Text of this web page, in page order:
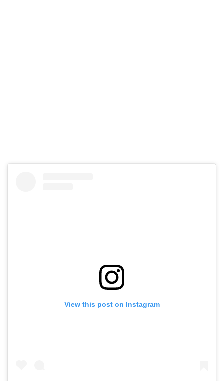
View this post on Instagram